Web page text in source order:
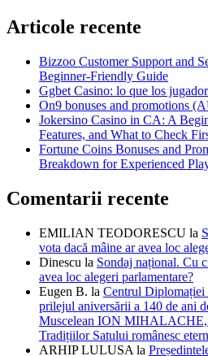
Articole recente
Bizzoo Customer Support and
Beginner-Friendly Guide
Ggbet Casino: lo que los
On9 bonuses and promotions
Jokersino Casino in CA: A
Features, and What to Check
Fortune Coins Bonuses and
Breakdown for Experienced
Comentarii recente
EMILIAN TEODORESCU la
vota dacă mâine ar avea loc
Dinescu la Sondaj național. Cu
avea loc alegeri parlamentare?
Eugen B. la Centrul Diplomației
prilejul aniversării a 140 de ani
Muscelean ION MIHALACHE,
Tradițiilor Satului românesc etern
ARHIP LULUSA la